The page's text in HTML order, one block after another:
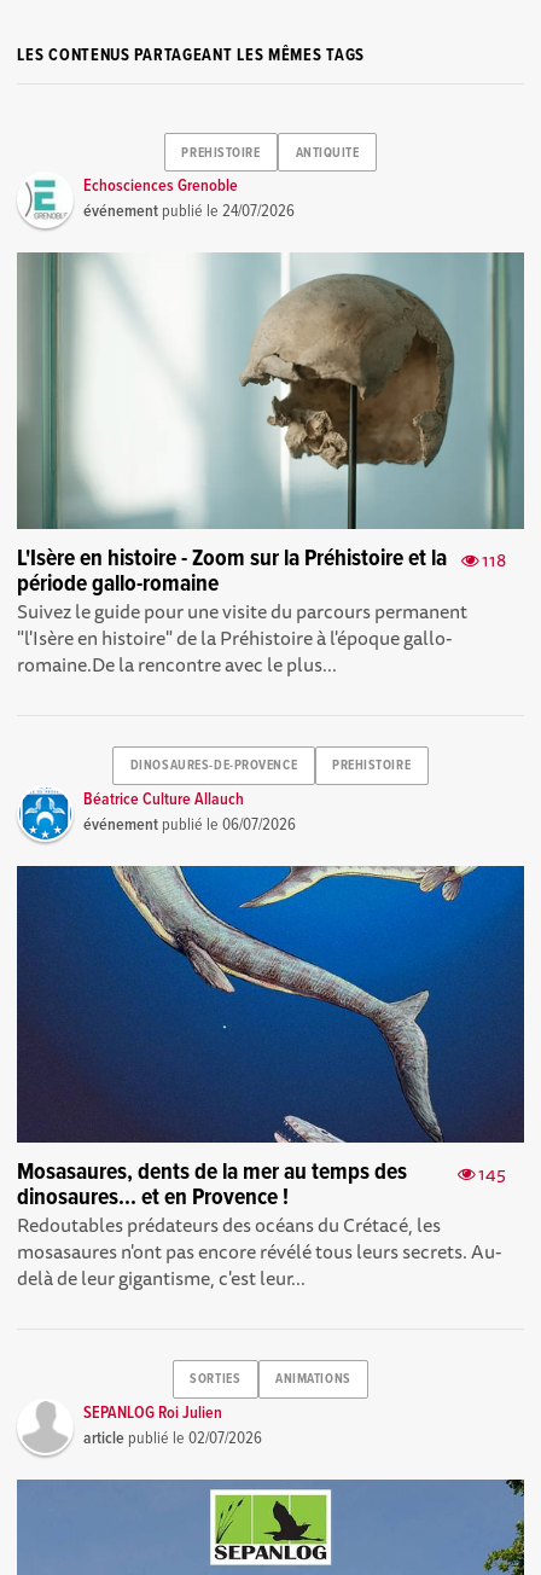
LES CONTENUS PARTAGEANT LES MÊMES TAGS
PREHISTOIRE ANTIQUITE
Echosciences Grenoble
événement publié le24/07/2026
118
L'Isère en histoire - Zoom sur la Préhistoire et la
période gallo-romaine
Suivez le guide pour une visite du parcours permanent
"l'Isère en histoire" de la Préhistoire à l'époque gallo-
romaine.De la rencontre avec le plus...
DINOSAURES-DE-PROVENCE PREHISTOIRE
Béatrice Culture Allauch
événement publié le06/07/2026
145
Mosasaures, dents de la mer au temps des
dinosaures... et en Provence !
Redoutables prédateurs des océans du Crétacé, les
mosasaures n'ont pas encore révélé tous leurs secrets. Au-
delà de leur gigantisme, c'est leur...
SORTIES ANIMATIONS
SEPANLOG Roi Julien
article publié le02/07/2026